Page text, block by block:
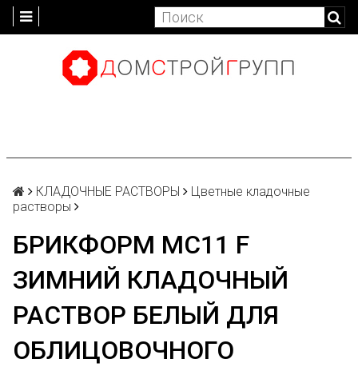
КЛАДОЧНЫЕ РАСТВОРЫ
Цветные кладочные
растворы
БРИКФОРМ МС11 F
ЗИМНИЙ КЛАДОЧНЫЙ
РАСТВОР БЕЛЫЙ ДЛЯ
ОБЛИЦОВОЧНОГО